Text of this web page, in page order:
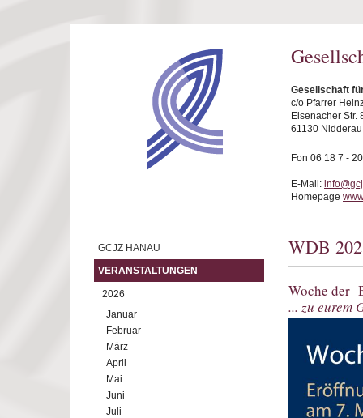
Gesellschaft
c/o Pfarrer
Eisenacher Str.
61130 Nidderau
Fon 06 18 7 -
E-Mail:
Homepage
GCJZ HANAU
VERANSTALTUNGEN
2026
Januar
Februar
März
April
Mai
Juni
Juli
WDB
Woche der
... zu eurem